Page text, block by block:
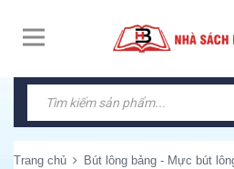
Trang chủ Bút lông bảng - Mực bút